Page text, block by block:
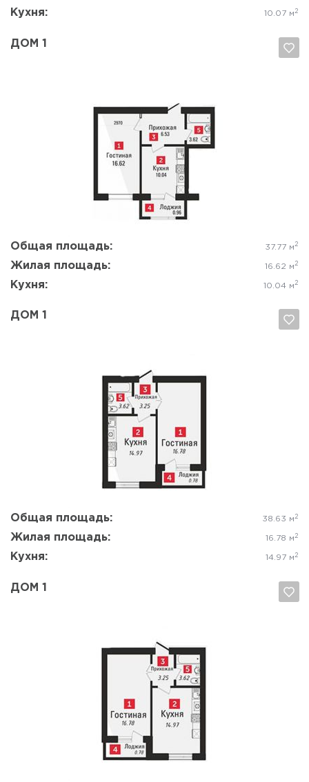
Кухня: 10.07 м 2
ДОМ 1
Общая площадь: 37.77 м 2
Жилая площадь: 16.62 м 2
Кухня: 10.04 м 2
Да, удалить Отмена
ДОМ 1
Общая площадь: 38.63 м 2
Жилая площадь: 16.78 м 2
Кухня: 14.97 м 2
Да, удалить Отмена
ДОМ 1
Да, удалить Отмена